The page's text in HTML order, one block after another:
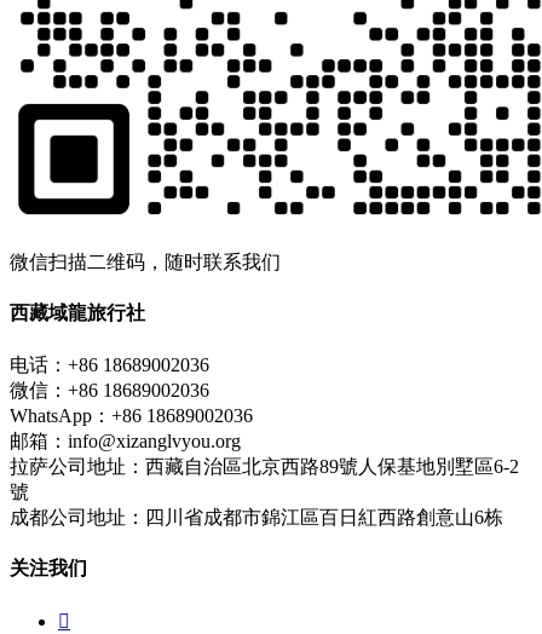
微信扫描二维码，随时联系我们
西藏域龍旅行社
电话：+86 18689002036
微信：+86 18689002036
WhatsApp：+86 18689002036
邮箱：info@xizanglvyou.org
拉萨公司地址：西藏自治區北京西路89號人保基地別墅區6-2
號
成都公司地址：四川省成都市錦江區百日紅西路創意山6栋
关注我们
